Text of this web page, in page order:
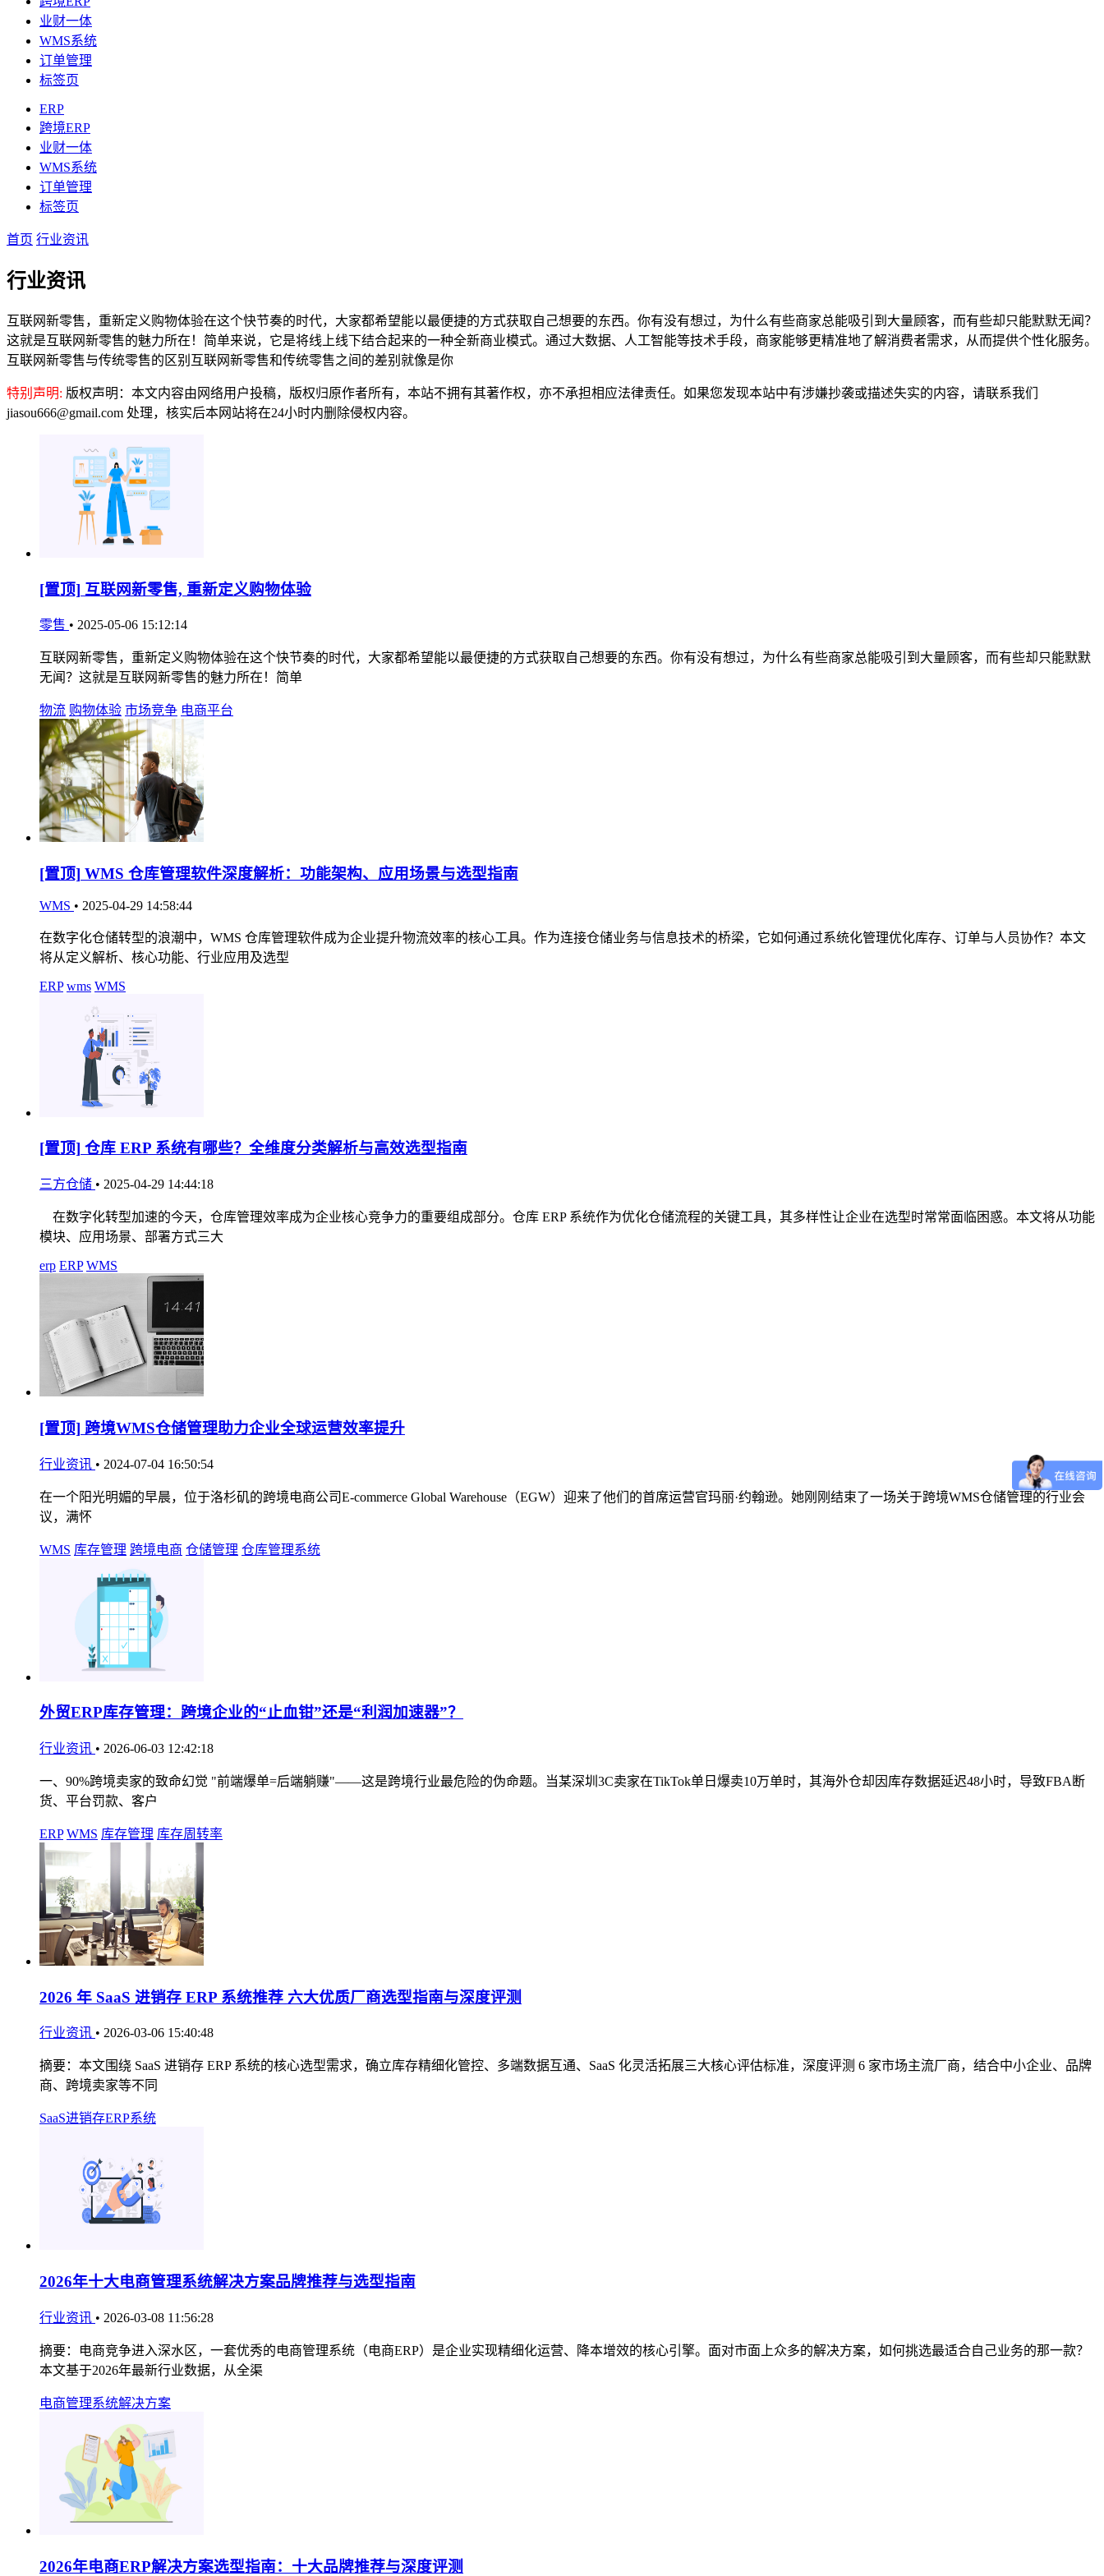
业财一体
WMS系统
订单管理
标签页
ERP
跨境ERP
业财一体
WMS系统
订单管理
标签页
首页 行业资讯
行业资讯
互联网新零售，重新定义购物体验在这个快节奏的时代，大家都希望能以最便捷的方式获取自己想要的东西。你有没有想过，为什么有些商家总能吸引到大量顾客，而有些却只能默默无闻？
这就是互联网新零售的魅力所在！简单来说，它是将线上线下结合起来的一种全新商业模式。通过大数据、人工智能等技术手段，商家能够更精准地了解消费者需求，从而提供个性化服务。
互联网新零售与传统零售的区别互联网新零售和传统零售之间的差别就像是你
特别声明: 版权声明：本文内容由网络用户投稿，版权归原作者所有，本站不拥有其著作权，亦不承担相应法律责任。如果您发现本站中有涉嫌抄袭或描述失实的内容，请联系我们
jiasou666@gmail.com 处理，核实后本网站将在24小时内删除侵权内容。
[置顶] 互联网新零售, 重新定义购物体验
零售 • 2025-05-06 15:12:14
互联网新零售，重新定义购物体验在这个快节奏的时代，大家都希望能以最便捷的方式获取自己想要的东西。你有没有想过，为什么有些商家总能吸引到大量顾客，而有些却只能默默
无闻？这就是互联网新零售的魅力所在！简单
物流 购物体验 市场竞争 电商平台
[置顶] WMS 仓库管理软件深度解析：功能架构、应用场景与选型指南
WMS • 2025-04-29 14:58:44
在数字化仓储转型的浪潮中，WMS 仓库管理软件成为企业提升物流效率的核心工具。作为连接仓储业务与信息技术的桥梁，它如何通过系统化管理优化库存、订单与人员协作？本文
将从定义解析、核心功能、行业应用及选型
ERP wms WMS
[置顶] 仓库 ERP 系统有哪些？全维度分类解析与高效选型指南
三方仓储 • 2025-04-29 14:44:18
在数字化转型加速的今天，仓库管理效率成为企业核心竞争力的重要组成部分。仓库 ERP 系统作为优化仓储流程的关键工具，其多样性让企业在选型时常常面临困惑。本文将从功能
模块、应用场景、部署方式三大
erp ERP WMS
[置顶] 跨境WMS仓储管理助力企业全球运营效率提升
行业资讯 • 2024-07-04 16:50:54
在一个阳光明媚的早晨，位于洛杉矶的跨境电商公司E-commerce Global Warehouse（EGW）迎来了他们的首席运营官玛丽·约翰逊。她刚刚结束了一场关于跨境WMS仓储管理的行业会
议，满怀
WMS 库存管理 跨境电商 仓储管理 仓库管理系统
外贸ERP库存管理：跨境企业的“止血钳”还是“利润加速器”？
行业资讯 • 2026-06-03 12:42:18
一、90%跨境卖家的致命幻觉 "前端爆单=后端躺赚"——这是跨境行业最危险的伪命题。当某深圳3C卖家在TikTok单日爆卖10万单时，其海外仓却因库存数据延迟48小时，导致FBA断
货、平台罚款、客户
ERP WMS 库存管理 库存周转率
2026 年 SaaS 进销存 ERP 系统推荐 六大优质厂商选型指南与深度评测
行业资讯 • 2026-03-06 15:40:48
摘要：本文围绕 SaaS 进销存 ERP 系统的核心选型需求，确立库存精细化管控、多端数据互通、SaaS 化灵活拓展三大核心评估标准，深度评测 6 家市场主流厂商，结合中小企业、品牌
商、跨境卖家等不同
SaaS进销存ERP系统
2026年十大电商管理系统解决方案品牌推荐与选型指南
行业资讯 • 2026-03-08 11:56:28
摘要：电商竞争进入深水区，一套优秀的电商管理系统（电商ERP）是企业实现精细化运营、降本增效的核心引擎。面对市面上众多的解决方案，如何挑选最适合自己业务的那一款？
本文基于2026年最新行业数据，从全渠
电商管理系统解决方案
2026年电商ERP解决方案选型指南：十大品牌推荐与深度评测